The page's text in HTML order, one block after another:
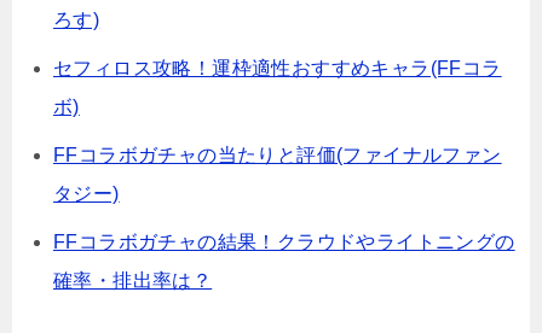
ろす)
セフィロス攻略！運枠適性おすすめキャラ(FFコラ
ボ)
FFコラボガチャの当たりと評価(ファイナルファン
タジー)
FFコラボガチャの結果！クラウドやライトニングの
確率・排出率は？